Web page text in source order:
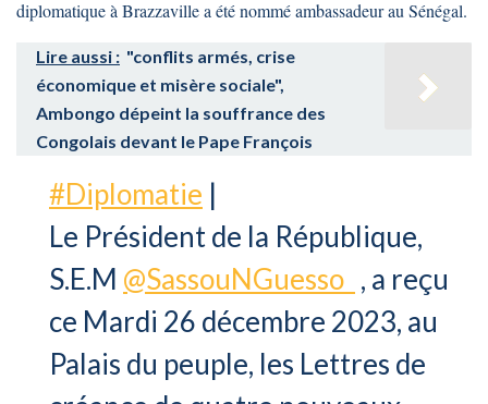
diplomatique à Brazzaville a été nommé ambassadeur au Sénégal.
Lire aussi : "conflits armés, crise
économique et misère sociale",
Ambongo dépeint la souffrance des
Congolais devant le Pape François
#Diplomatie |
Le Président de la République,
S.E.M @SassouNGuesso_ , a reçu
ce Mardi 26 décembre 2023, au
Palais du peuple, les Lettres de